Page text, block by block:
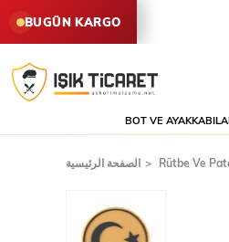
BUGÜN KARGO
AYNI GÜN KARGODA
BOT VE
الصفحة الرئيسية Rütbe Ve